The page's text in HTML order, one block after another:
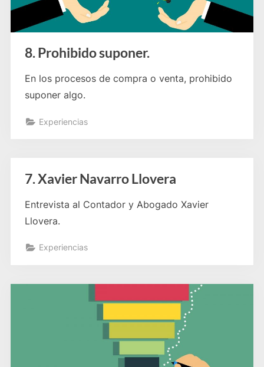
8. Prohibido suponer.
En los procesos de compra o venta, prohibido
suponer algo.
Experiencias
7. Xavier Navarro Llovera
Entrevista al Contador y Abogado Xavier
Llovera.
Experiencias